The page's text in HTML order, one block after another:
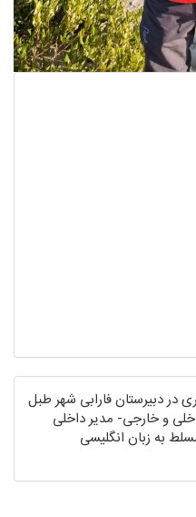
دبیرستان فارابی شهر طبل
و خارجی- مدیر داخلی
به زبان انگلیسی